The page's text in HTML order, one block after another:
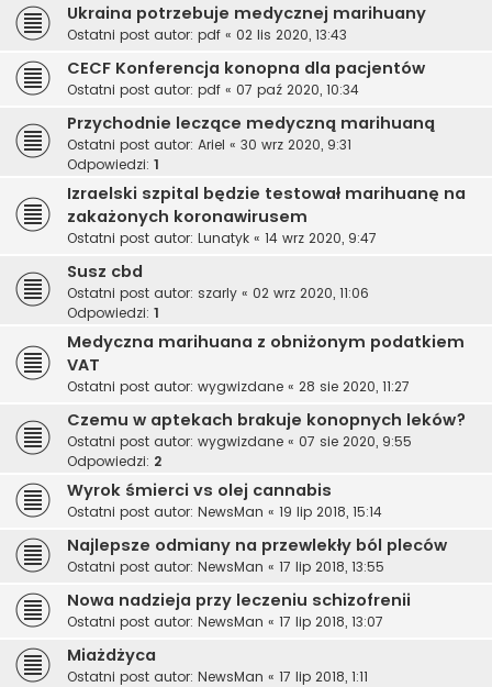
Ukraina potrzebuje medycznej marihuany
Ostatni post autor: pdf « 02 lis 2020, 13:43
CECF Konferencja konopna dla pacjentów
Ostatni post autor: pdf « 07 paź 2020, 10:34
Przychodnie leczące medyczną marihuaną
Ostatni post autor: Ariel « 30 wrz 2020, 9:31
Odpowiedzi: 1
Izraelski szpital będzie testował marihuanę na
zakażonych koronawirusem
Ostatni post autor: Lunatyk « 14 wrz 2020, 9:47
Susz cbd
Ostatni post autor: szarly « 02 wrz 2020, 11:06
Odpowiedzi: 1
Medyczna marihuana z obniżonym podatkiem
VAT
Ostatni post autor: wygwizdane « 28 sie 2020, 11:27
Czemu w aptekach brakuje konopnych leków?
Ostatni post autor: wygwizdane « 07 sie 2020, 9:55
Odpowiedzi: 2
Wyrok śmierci vs olej cannabis
Ostatni post autor: NewsMan « 19 lip 2018, 15:14
Najlepsze odmiany na przewlekły ból pleców
Ostatni post autor: NewsMan « 17 lip 2018, 13:55
Nowa nadzieja przy leczeniu schizofrenii
Ostatni post autor: NewsMan « 17 lip 2018, 13:07
Miażdżyca
Ostatni post autor: NewsMan « 17 lip 2018, 1:11